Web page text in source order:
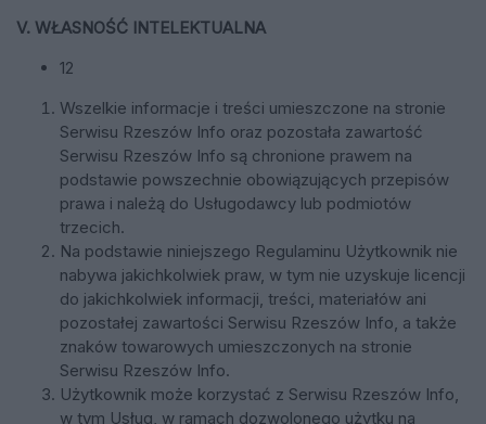
V. WŁASNOŚĆ INTELEKTUALNA
12
Wszelkie informacje i treści umieszczone na stronie
Serwisu Rzeszów Info oraz pozostała zawartość
Serwisu Rzeszów Info są chronione prawem na
podstawie powszechnie obowiązujących przepisów
prawa i należą do Usługodawcy lub podmiotów
trzecich.
Na podstawie niniejszego Regulaminu Użytkownik nie
nabywa jakichkolwiek praw, w tym nie uzyskuje licencji
do jakichkolwiek informacji, treści, materiałów ani
pozostałej zawartości Serwisu Rzeszów Info, a także
znaków towarowych umieszczonych na stronie
Serwisu Rzeszów Info.
Użytkownik może korzystać z Serwisu Rzeszów Info,
w tym Usług, w ramach dozwolonego użytku na